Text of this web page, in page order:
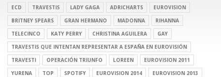
ECD TRAVESTIS LADY GAGA ADRICHARTS
EUROVISION
BRITNEY SPEARS
GRAN HERMANO MADONNA
RIHANNA
TELECINCO
KATY PERRY CHRISTINA AGUILERA
GAY
TRAVESTIS QUE INTENTAN REPRESENTAR A ESPAÑA EN EUROVISIÓN
TRAVESTI
OPERACIÓN TRIUNFO LOREEN
EUROVISION 2011
YURENA
TOP SPOTIFY EUROVISION 2014
EUROVISION 2013